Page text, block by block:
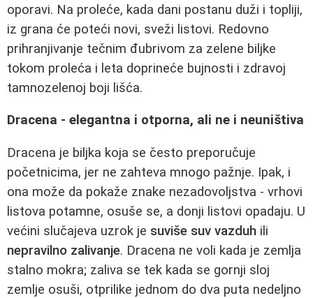
oporavi. Na proleće, kada dani postanu duži i topliji,
iz grana će poteći novi, sveži listovi. Redovno
prihranjivanje tečnim đubrivom za zelene biljke
tokom proleća i leta doprineće bujnosti i zdravoj
tamnozelenoj boji lišća.
Dracena - elegantna i otporna, ali ne i neuništiva
Dracena je biljka koja se često preporučuje
početnicima, jer ne zahteva mnogo pažnje. Ipak, i
ona može da pokaže znake nezadovoljstva - vrhovi
listova potamne, osuše se, a donji listovi opadaju. U
većini slučajeva uzrok je suviše suv vazduh ili
nepravilno zalivanje. Dracena ne voli kada je zemlja
stalno mokra; zaliva se tek kada se gornji sloj
zemlje osuši, otprilike jednom do dva puta nedeljno